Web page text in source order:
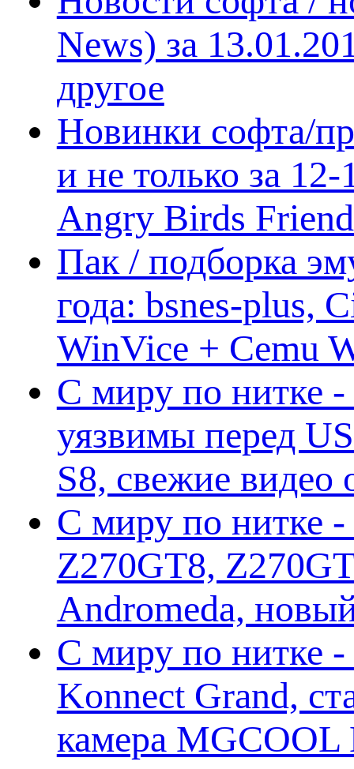
News) за
другое
Новинки софта/
и не только за
Angry Birds
Пак / подборка
года: bsnes-plus,
WinVice + Cemu
С миру по нитке
уязвимы перед
S8, свежие
С миру по нитке -
Z270GT8,
Andromeda,
С миру по нитке -
Konnect Grand,
камера MGCOOL